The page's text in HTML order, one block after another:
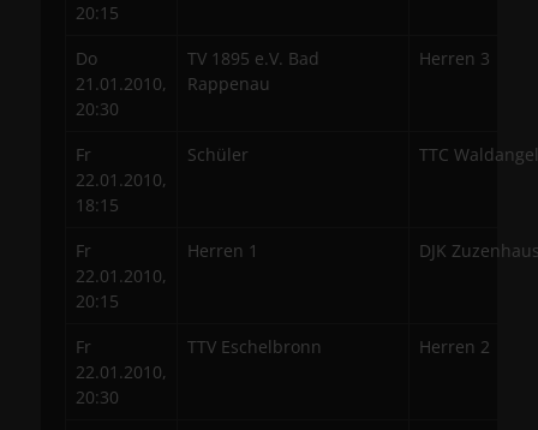
20:15
Do
21.01.2010,
20:30
TV 1895 e.V. Bad
Rappenau
Herren 3
Fr
22.01.2010,
18:15
Schüler TTC
Fr
22.01.2010,
20:15
Herren 1 DJK
Fr
22.01.2010,
20:30
TTV Eschelbronn Herren 2